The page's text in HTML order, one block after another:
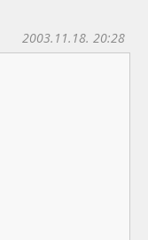
2003.11.18. 20:28